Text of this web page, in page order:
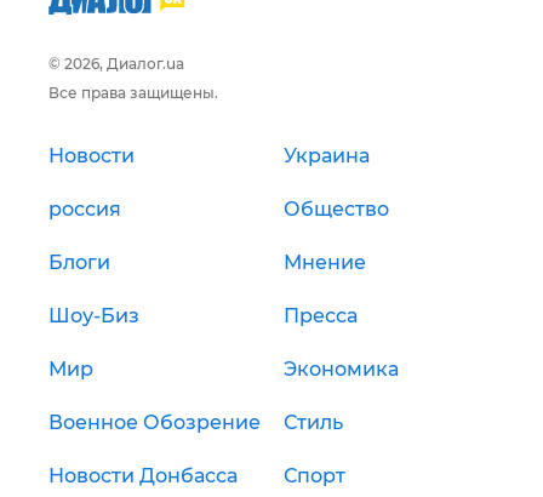
© 2026, Диалог.ua
Все права защищены.
Новости Украина
россия Общество
Блоги Мнение
Шоу-Биз Пресса
Мир Экономика
Военное Обозрение Стиль
Новости Донбасса Спорт